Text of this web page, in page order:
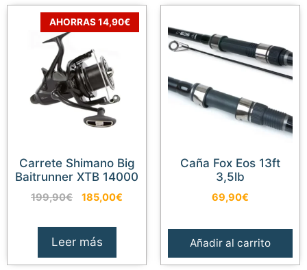
AHORRAS 14,90€
Carrete Shimano Big
Baitrunner XTB 14000
199,90€
El
original
era:
185,00€
Leer más
Caña Fox Eos 13ft
3,5lb
69,90€
Añadir al carrito
€
precio
Añadir al carrito